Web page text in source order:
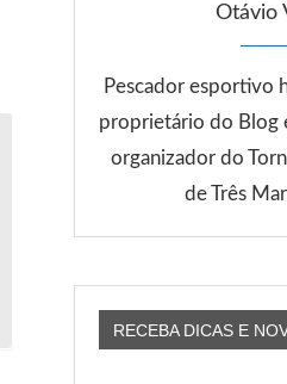
Otávio
Pescador esportivo
proprietário do Blog
organizador do
de Três
RECEBA DICAS E